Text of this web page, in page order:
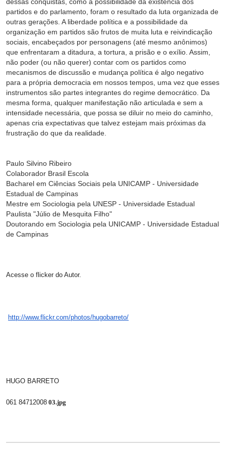
partidos e do parlamento, foram o resultado da luta organizada de
outras gerações. A liberdade política e a possibilidade da
organização em partidos são frutos de muita luta e reivindicação
sociais, encabeçados por personagens (até mesmo anônimos)
que enfrentaram a ditadura, a tortura, a prisão e o exílio. Assim,
não poder (ou não querer) contar com os partidos como
mecanismos de discussão e mudança política é algo negativo
para a própria democracia em nossos tempos, uma vez que esses
instrumentos são partes integrantes do regime democrático. Da
mesma forma, qualquer manifestação não articulada e sem a
intensidade necessária, que possa se diluir no meio do caminho,
apenas cria expectativas que talvez estejam mais próximas da
frustração do que da realidade.
Paulo Silvino Ribeiro
Colaborador Brasil Escola
Bacharel em Ciências Sociais pela UNICAMP - Universidade
Estadual de Campinas
Mestre em Sociologia pela UNESP - Universidade Estadual
Paulista "Júlio de Mesquita Filho"
Doutorando em Sociologia pela UNICAMP - Universidade Estadual
de Campinas
Acesse o flicker do Autor.
http://www.flickr.com/photos/hugobarreto/
HUGO BARRETO
061 84712008 03.jpg